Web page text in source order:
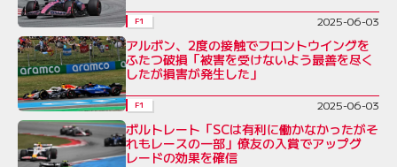
F1 2025-06-03
アルボン、2度の接触でフロントウイングを
ふたつ破損「被害を受けないよう最善を尽く
したが損害が発生した」
F1 2025-06-03
ボルトレート「SCは有利に働かなかったがそ
れもレースの一部」僚友の入賞でアップグ
レードの効果を確信